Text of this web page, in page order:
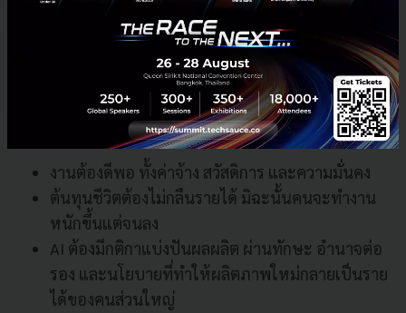
บทเรียนจากเวทีนี้ชี้ว่า การเติบโตอย่างยั่งยืนไม่อาจพึ่งพา
Trickle-down
ที่หวังให้ความมั่งคั่งไหลจากคน
หรือธุรกิจด้านบนลงมาสู่คนทำงานอีกต่อไป เพราะในทาง
ปฏิบัติ ความมั่งคั่งมักกระจุกอยู่ด้านบนการเติบโตต้องเริ่ม
จากฐานกว้างของคนทำงานโดยมีองค์ประกอบสำคัญคือ
งานต้องดีพอ ทั้งค่าจ้าง สวัสดิการ และความมั่นคง
ต้นทุนชีวิตต้องไม่กลืนรายได้ มิฉะนั้นคนจะทำงาน
หนักขึ้นแต่จนลง
AI ต้องมีกติกาแบ่งปันผลผลิต ผ่านทักษะ อำนาจต่อ
รอง และนโยบายที่ทำให้ผลิตภาพใหม่กลายเป็นราย
ได้ของคนส่วนใหญ่